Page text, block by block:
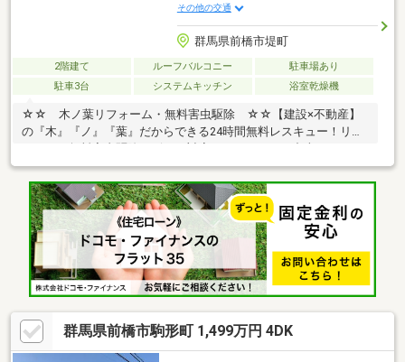
その他の交通
群馬県前橋市堤町
2階建て ルーフバルコニー
駐車場あり
駐車3台
システムキッチン 浴室乾燥機
☆☆ 木ノ葉リフォーム・無料害虫駆除 ☆☆【建設×不動産】
の『木』『ノ』『葉』だからできる24時間無料レスキュー！リフ
ターサービスがついており、住んでからの安心をずっとお届けし
ます！内覧時に、無料相談・お見積りも物件ごとに作成可能！！
オウチ探しも、リフォームも一緒に相談できます！＼弊社には、
『きつね隊』・『ゴリラ隊』という無料かけつけサービスの仕組
みが、整っています♪／住んでからのお家トラブル、緊急対応も承
っております♪お家のこと、すべて木ノ葉プランニングにお任せく
ださい＾＾
群馬県前橋市駒形町 1,499万円 4DK